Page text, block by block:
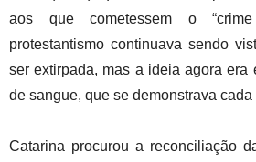
aos que cometessem o
protestantismo continuava sendo
ser extirpada, mas a ideia agora era
de sangue, que se demonstrava
Catarina procurou a reconciliação